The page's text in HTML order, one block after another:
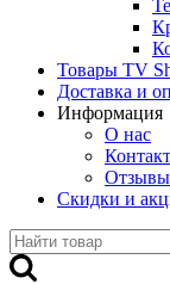
Товары TV
Доставка и
Информация
О нас
Отзывы
Скидки и